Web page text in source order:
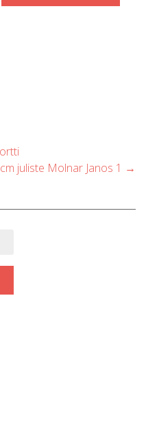
juliste Molnar Janos 1 →